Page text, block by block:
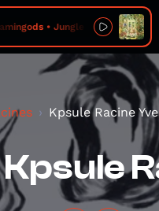
• Jungle Birds
Kpsule Racine
Kpsule